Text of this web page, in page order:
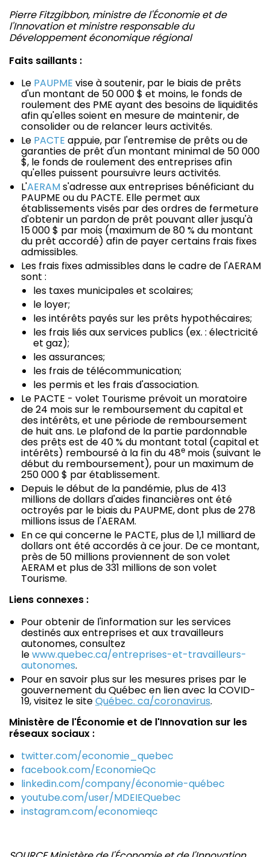
Pierre Fitzgibbon, ministre de l'Économie et de
l'Innovation et ministre responsable du
Développement économique régional
Faits saillants :
Le PAUPME vise à soutenir, par le biais de prêts
d'un montant de 50000 $ et moins, le fonds de
roulement des PME ayant des besoins de liquidités
afin qu'elles soient en mesure de maintenir, de
consolider ou de relancer leurs activités.
Le PACTE appuie, par l'entremise de prêts ou de
garanties de prêt d'un montant minimal de 50 000
$, le fonds de roulement des entreprises afin
qu'elles puissent poursuivre leurs activités.
L'AERAMs'adresse aux entreprises bénéficiant du
PAUPME ou du PACTE. Elle permet aux
établissements visés par des ordres de fermeture
d'obtenir un pardon de prêt pouvant aller jusqu'à
15 000 $ par mois (maximum de 80 % du montant
du prêt accordé) afin de payer certains frais fixes
admissibles.
Les frais fixes admissibles dans le cadre de l'AERAM
sont :
les taxes municipales et scolaires;
le loyer;
les intérêts payés sur les prêts hypothécaires;
les frais liés aux services publics (ex. : électricité
et gaz);
les assurances;
les frais de télécommunication;
les permis et les frais d'association.
Le PACTE - volet Tourisme prévoit un moratoire
de 24 mois sur le remboursement du capital et
des intérêts, et une période de remboursement
de huit ans. Le plafond de la partie pardonnable
des prêts est de 40 % du montant total (capital et
intérêts) remboursé à la fin du 48e mois (suivant le
début du remboursement), pour un maximum de
250 000 $ par établissement.
Depuis le début de la pandémie, plus de 413
millions de dollars d'aides financières ont été
octroyés par le biais du PAUPME, dont plus de 278
millions issus de l'AERAM.
En ce qui concerne le PACTE, plus de 1,1 milliard de
dollars ont été accordés à ce jour. De ce montant,
près de 50 millions proviennent de son volet
AERAM et plus de 331 millions de son volet
Tourisme.
Liens connexes :
Pour obtenir de l'information sur les services
destinés aux entreprises et aux travailleurs
autonomes, consultez
lewww.quebec.ca/entreprises-et-travailleurs-
autonomes.
Pour en savoir plus sur les mesures prises par le
gouvernement du Québec en lien avec la COVID-
19, visitez le siteQuébec. ca/coronavirus.
Ministère de l'Économie et de l'Innovation sur les
réseaux sociaux :
twitter.com/economie_quebec
facebook.com/EconomieQc
linkedin.com/company/économie-québec
youtube.com/user/MDEIEQuebec
instagram.com/economieqc